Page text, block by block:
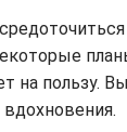
на пользу.